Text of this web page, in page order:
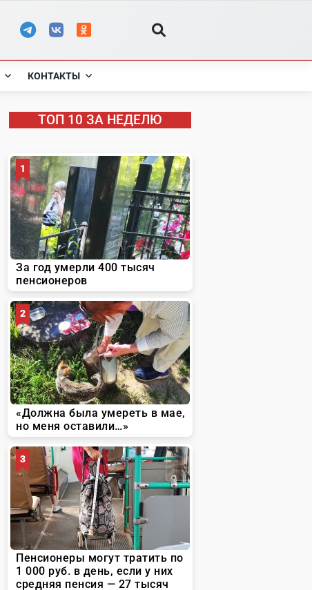
КОНТАКТЫ
ТОП 10 ЗА НЕДЕЛЮ